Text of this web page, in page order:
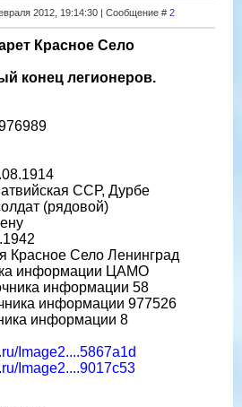
2012, 19:14:30 | Сообщение # 2
Красное Село
конец легионеров.
ССР, Дурбе
(рядовой)
Красное Село Ленинград
информации ЦАМО
информации 58
информации 977526
информации 8
Image2....5867a1d
Image2....9017c53